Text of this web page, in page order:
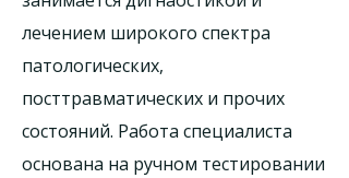
лечением широкого спектра
патологических,
посттравматических и прочих
состояний. Работа специалиста
основана на ручном тестировании